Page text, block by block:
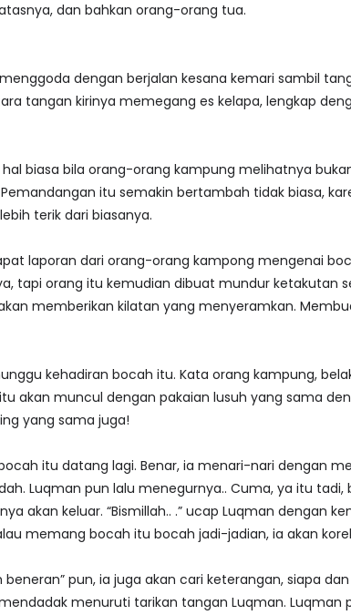
dan bahkan orang-orang tua.
dengan berjalan kesana kemari sambil
tangan kirinya memegang es kelapa, lengkap
biasa bila orang-orang kampung melihatnya
itu semakin bertambah tidak biasa,
terik dari biasanya.
laporan dari orang-orang kampong mengenai
tapi orang itu kemudian dibuat mundur ketakutan
memberikan kilatan yang menyeramkan.
kehadiran bocah itu. Kata orang kampung,
akan muncul dengan pakaian lusuh yang sama
yang sama juga!
itu datang lagi. Benar, ia menari-nari dengan
Luqman pun lalu menegurnya.. Cuma, ya itu
akan keluar. “Bismillah.. .” ucap Luqman dengan
memang bocah itu bocah jadi-jadian, ia akan
pun, ia juga akan cari keterangan, siapa
menuruti tarikan tangan Luqman.